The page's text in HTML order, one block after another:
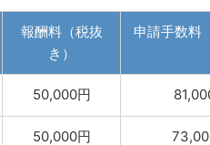
報酬料（税抜
き）
申請手数料
50,000円
50,000円